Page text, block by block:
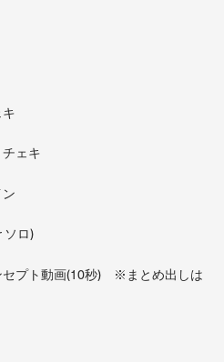
ェキ
ソロ)
セプト動画(10秒) ※まとめ出しは